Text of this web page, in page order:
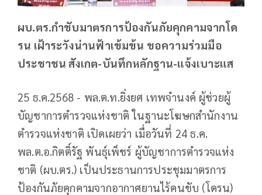
ผบ.ตร.กำชับมาตรการป้องกันภัยคุกคามจากโด
รน เฝ้าระวังน่านฟ้าเข้มข้น ขอความร่วมมือ
ประชาชน สังเกต-บันทึกหลักฐาน-แจ้งเบาะแส
25 ธ.ค.2568 - พล.ต.ท.ยิ่งยศ เทพจำนงค์ ผู้ช่วยผู้
บัญชาการตำรวจแห่งชาติ ในฐานะโฆษกสำนักงาน
ตำรวจแห่งชาติ เปิดเผยว่า เมื่อวันที่ 24 ธ.ค.
พล.ต.อ.กิตติ์รัฐ พันธุ์เพ็ชร์ ผู้บัญชาการตำรวจแห่ง
ชาติ (ผบ.ตร.) เป็นประธานการประชุมมาตรการ
ป้องกันภัยคุกคามจากอากาศยานไร้คนขับ (โดรน)